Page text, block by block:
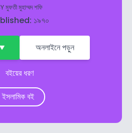
মুফতী মুহাম্মদ শফি
১৯৭০
অনলাইনে পড়ুন
বইয়ের ধরণ
ইসলামিক বই